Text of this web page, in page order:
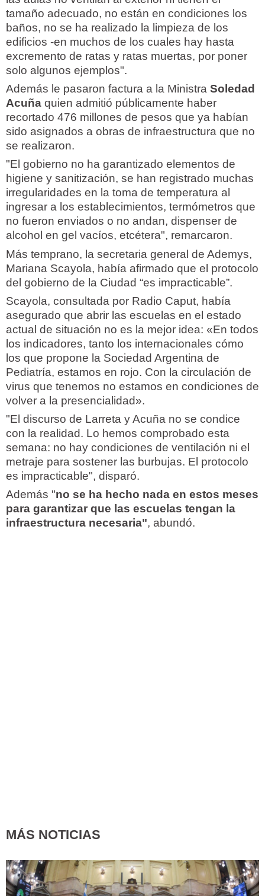
tamaño adecuado, no están en condiciones los
baños, no se ha realizado la limpieza de los
edificios -en muchos de los cuales hay hasta
excremento de ratas y ratas muertas, por poner
solo algunos ejemplos".
Además le pasaron factura a la Ministra Soledad
Acuña quien admitió públicamente haber
recortado 476 millones de pesos que ya habían
sido asignados a obras de infraestructura que no
se realizaron.
"El gobierno no ha garantizado elementos de
higiene y sanitización, se han registrado muchas
irregularidades en la toma de temperatura al
ingresar a los establecimientos, termómetros que
no fueron enviados o no andan, dispenser de
alcohol en gel vacíos, etcétera", remarcaron.
Más temprano, la secretaria general de Ademys,
Mariana Scayola, había afirmado que el protocolo
del gobierno de la Ciudad “es impracticable”.
Scayola, consultada por Radio Caput, había
asegurado que abrir las escuelas en el estado
actual de situación no es la mejor idea: «En todos
los indicadores, tanto los internacionales cómo
los que propone la Sociedad Argentina de
Pediatría, estamos en rojo. Con la circulación de
virus que tenemos no estamos en condiciones de
volver a la presencialidad».
"El discurso de Larreta y Acuña no se condice
con la realidad. Lo hemos comprobado esta
semana: no hay condiciones de ventilación ni el
metraje para sostener las burbujas. El protocolo
es impracticable", disparó.
Además "no se ha hecho nada en estos meses
para garantizar que las escuelas tengan la
infraestructura necesaria", abundó.
MÁS NOTICIAS